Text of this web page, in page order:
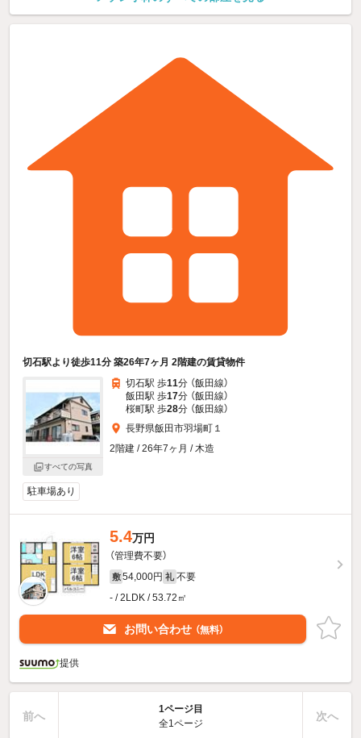
切石駅より徒歩11分 築26年7ヶ月 2階建の賃貸物件
すべての写真
切石駅 歩11分 （飯田線）
飯田駅 歩17分 （飯田線）
桜町駅 歩28分 （飯田線）
長野県飯田市羽場町１
2階建 / 26年7ヶ月 / 木造
駐車場あり
5.4万円
（管理費不要）
敷 54,000円 礼 不要
- / 2LDK / 53.72㎡
お問い合わせ （無料）
提供
前へ
1ページ目
全1ページ
次へ